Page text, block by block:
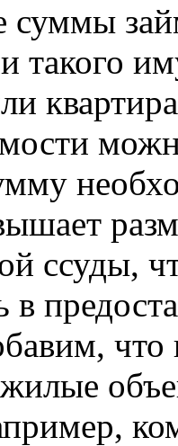
суммы
такого
ссуды,
в
что